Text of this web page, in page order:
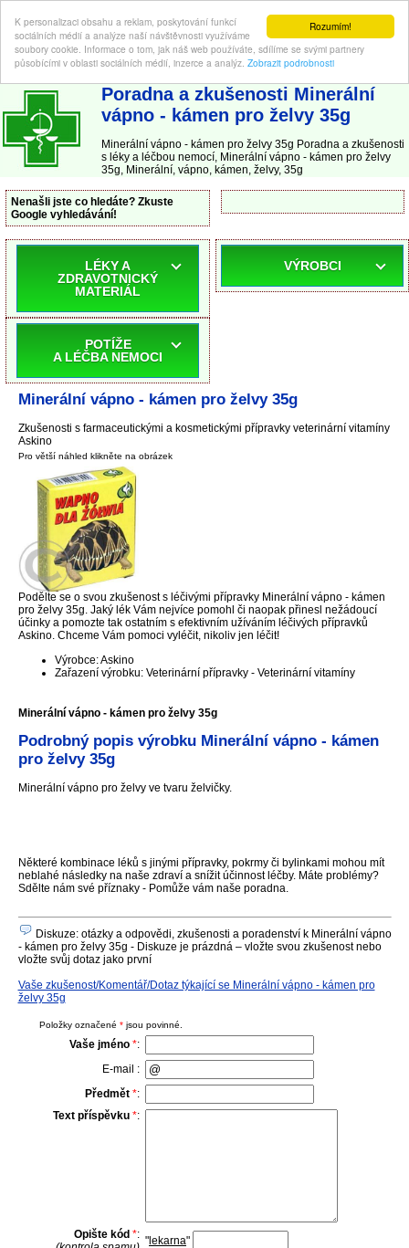
Rozumím!
K personalizaci obsahu a reklam, poskytování funkcí
sociálních médií a analýze naší návštěvnosti využíváme
soubory cookie. Informace o tom, jak náš web používáte, sdílíme se svými partnery
působícími v oblasti sociálních médií, inzerce a analýz. Zobrazit podrobnosti
ABC-LEKARNA.cz | Poradna a zkušenosti s léky a léčbou nemocí
Poradna a zkušenosti Minerální
vápno - kámen pro želvy 35g
Minerální vápno - kámen pro želvy 35g Poradna a zkušenosti
s léky a léčbou nemocí, Minerální vápno - kámen pro želvy
35g, Minerální, vápno, kámen, želvy, 35g
Nenašli jste co hledáte? Zkuste
Google vyhledávání!
LÉKY A
ZDRAVOTNICKÝ
MATERIÁL
POTÍŽE
A LÉČBA NEMOCI
VÝROBCI
Minerální vápno - kámen pro želvy 35g
Zkušenosti s farmaceutickými a kosmetickými přípravky veterinární vitamíny
Askino
Pro větší náhled klikněte na obrázek
Podělte se o svou zkušenost s léčivými přípravky Minerální vápno - kámen
pro želvy 35g. Jaký lék Vám nejvíce pomohl či naopak přinesl nežádoucí
účinky a pomozte tak ostatním s efektivním užíváním léčivých přípravků
Askino. Chceme Vám pomoci vyléčit, nikoliv jen léčit!
Výrobce: Askino
Zařazení výrobku: Veterinární přípravky - Veterinární vitamíny
Minerální vápno - kámen pro želvy 35g
Podrobný popis výrobku Minerální vápno - kámen
pro želvy 35g
Minerální vápno pro želvy ve tvaru želvičky.
Některé kombinace léků s jinými přípravky, pokrmy či bylinkami mohou mít
neblahé následky na naše zdraví a snížit účinnost léčby. Máte problémy?
Sdělte nám své příznaky - Pomůže vám naše poradna.
Diskuze: otázky a odpovědi, zkušenosti a poradenství k Minerální vápno
- kámen pro želvy 35g - Diskuze je prázdná – vložte svou zkušenost nebo
vložte svůj dotaz jako první
Vaše zkušenost/Komentář/Dotaz týkající se Minerální vápno - kámen pro
želvy 35g
Položky označené * jsou povinné.
Vaše jméno *:
E-mail :
Předmět *:
Text příspěvku *:
Opište kód *: " lekarna"